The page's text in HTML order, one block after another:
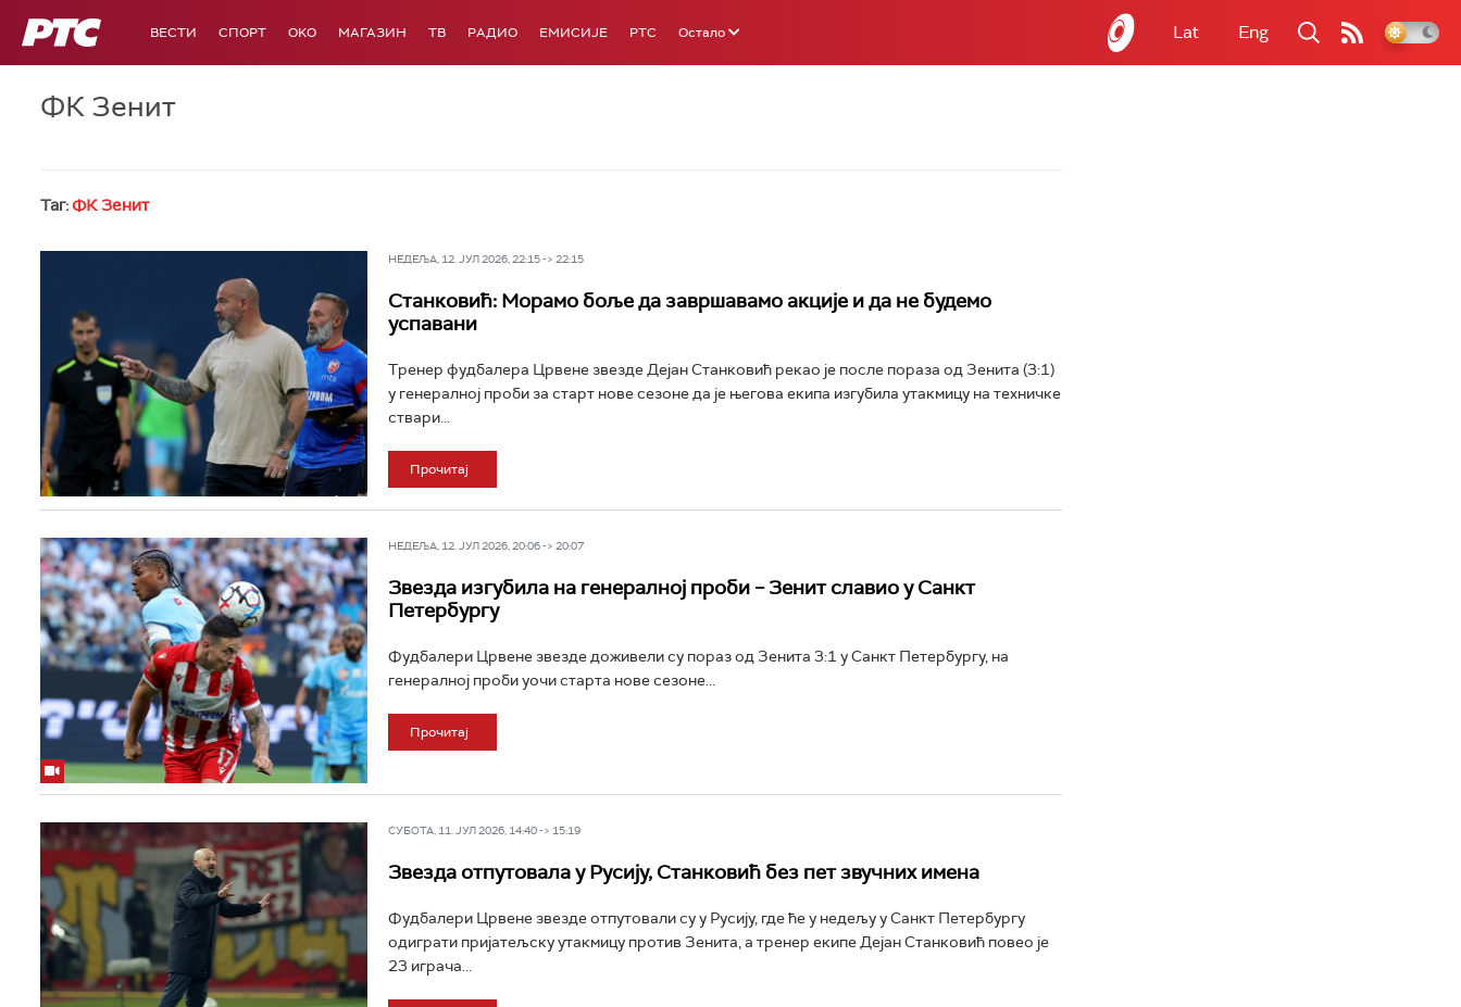
РТС ВЕСТИ СПОРТ OKO МАГАЗИН ТВ РАДИО ЕМИСИЈЕ РТС Остало Lat Eng
ФК Зенит
Таг:ФК Зенит
НЕДЕЉА, 12. ЈУЛ 2026, 22:15 -> 22:15
Станковић: Морамо боље да завршавамо акције и да не будемо
успавани
Тренер фудбалера Црвене звезде Дејан Станковић рекао је после пораза од Зенита (3:1)
у генералној проби за старт нове сезоне да је његова екипа изгубила утакмицу на техничке
ствари...
Прочитај
НЕДЕЉА, 12. ЈУЛ 2026, 20:06 -> 20:07
Звезда изгубила на генералној проби – Зенит славио у Санкт
Петербургу
Фудбалери Црвене звезде доживели су пораз од Зенита 3:1 у Санкт Петербургу, на
генералној проби уочи старта нове сезоне...
Прочитај
СУБОТА, 11. ЈУЛ 2026, 14:40 -> 15:19
Звезда отпутовала у Русију, Станковић без пет звучних имена
Фудбалери Црвене звезде отпутовали су у Русију, где ће у недељу у Санкт Петербургу
одиграти пријатељску утакмицу против Зенита, а тренер екипе Дејан Станковић повео је
23 играча...